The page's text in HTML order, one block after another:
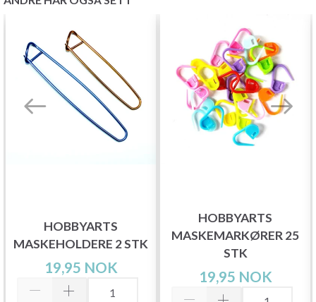
HOBBYARTS
MASKEHOLDERE 2 STK
19,95 NOK
HOBBYARTS
MASKEMARKØRER 25
STK
19,95 NOK